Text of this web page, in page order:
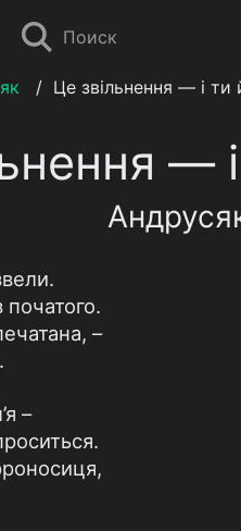
Поиск
/ Це звільнення — і ти
—
–
–